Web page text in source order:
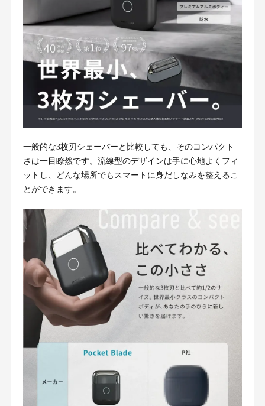
一般的な3枚刃シェーバーと比較しても、そのコンパクト
さは一目瞭然です。流線型のデザインは手に心地よくフィ
ットし、どんな場所でもスマートに身だしなみを整えるこ
とができます。